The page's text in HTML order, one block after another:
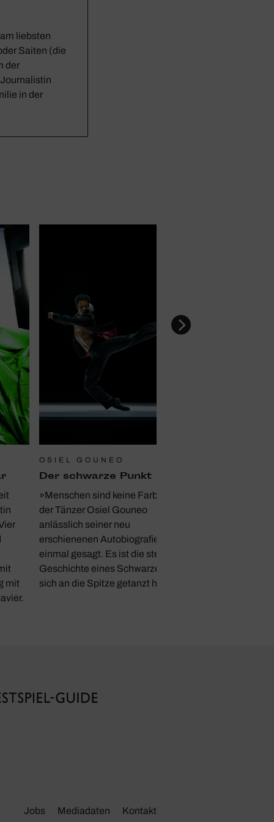
liebsten
Saiten (die
der
in der
mit
OSIEL GOUNEO
Der schwarze Punkt
»Menschen sind keine Farbe« hat
der Tänzer Osiel Gouneo
anlässlich seiner neu
erschienenen Autobiografie
einmal gesagt. Es ist die steinige
Geschichte eines Schwarzen, der
sich an die Spitze getanzt hat.
Jobs Media­daten Kontakt